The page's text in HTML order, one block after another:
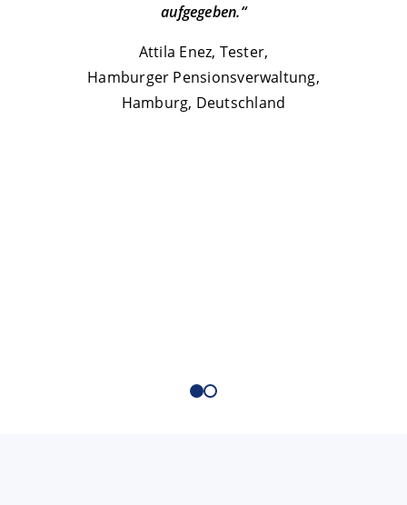
aufgegeben.“
Attila Enez, Tester,
Hamburger Pensionsverwaltung,
Hamburg, Deutschland